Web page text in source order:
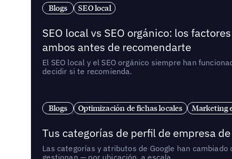
Blogs SEO local
SEO local vs SEO orgánico: los
ambos antes de recomendarte
El SEO local y el SEO orgánico siempre han
decidir si te recomienda.
Blogs Optimización de fichas locales Marketing
Tus categorías de perfil de empresa
Las categorías y atributos de Google han